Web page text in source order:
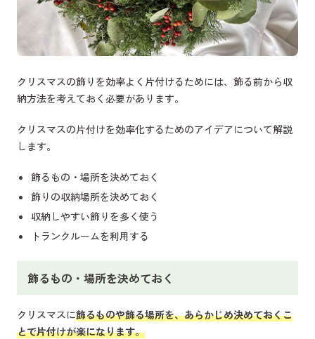
クリスマスの飾りを効率よく片付けるためには、飾る前から収
納方法を考えておく必要があります。
クリスマスの片付けを効率化するためのアイデアについて解説
します。
飾るもの・場所を決めておく
飾りの収納場所を決めておく
収納しやすい飾りを多く使う
トランクルームを利用する
飾るもの・場所を決めておく
クリスマスに飾るものや飾る場所を、あらかじめ決めておくこ
とで片付けが楽になります。